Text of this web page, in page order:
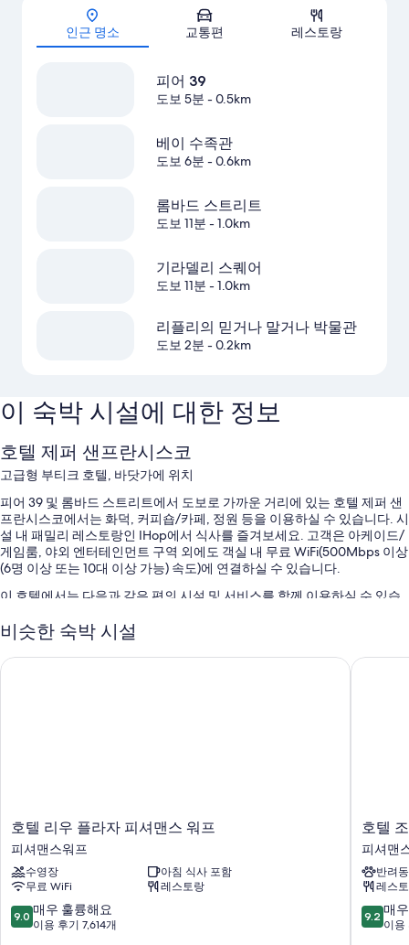
지도
인근 명소 교통편 레스토랑
피어 39
도보 5분 - 0.5km
베이 수족관
도보 6분 - 0.6km
롬바드 스트리트
도보 11분 - 1.0km
기라델리 스퀘어
도보 11분 - 1.0km
리플리의 믿거나 말거나 박물관
도보 2분 - 0.2km
이 숙박 시설에 대한 정보
호텔 제퍼 샌프란시스코
고급형 부티크 호텔, 바닷가에 위치
피어 39 및 롬바드 스트리트에서 도보로 가까운 거리에 있는 호텔 제퍼 샌
프란시스코에서는 화덕, 커피숍/카페, 정원 등을 이용하실 수 있습니다. 시
설 내 패밀리 레스토랑인 IHop에서 식사를 즐겨보세요. 고객은 아케이드/
게임룸, 야외 엔터테인먼트 구역 외에도 객실 내 무료 WiFi(500Mbps 이상
(6명 이상 또는 10대 이상 가능) 속도)에 연결하실 수 있습니다.
이 호텔에서는 다음과 같은 편의 시설 및 서비스를 함께 이용하실 수 있습
셀프 주차(요금 별도), 간편 체크아웃 및 다국어 구사 가능 직원
24시간 운영 프런트 데스크, 콘시어지 서비스 및 엘리베이터
준비되어 있습니다. 고객의 이용 후기에 따르면 청결한 객실이 이 숙박 시
설의 장점으로 손꼽힙니다.
이 밖에 다음과 같은 편의 시설 및 서비스를 이용하실 수 있습니다.
재활용 및 LED 전구
욕실 - 고급 세면용품 및 헤어드라이어 이용 가능
비슷한 숙박 시설
호
텔
리
우
플
라
자
호텔 리우 플라자 피셔맨스 워프
피셔맨스워프
수영장
아침 식사 포함
무료 WiFi
레스토랑
10
점
9.0 매우 훌륭해요
이용 후기 7,614개
호텔 리우 플라자 피셔맨스 워프
호
텔
조
이
피
셔
맨
호텔
피셔맨
반려
레스
10
점
9.2 매
이용
호텔 조